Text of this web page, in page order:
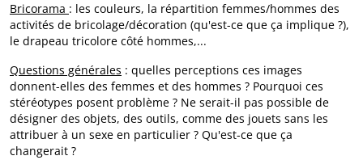
Bricorama : les couleurs, la répartition femmes/hommes des
activités de bricolage/décoration (qu'est-ce que ça implique ?),
le drapeau tricolore côté hommes,...
Questions générales : quelles perceptions ces images
donnent-elles des femmes et des hommes ? Pourquoi ces
stéréotypes posent problème ? Ne serait-il pas possible de
désigner des objets, des outils, comme des jouets sans les
attribuer à un sexe en particulier ? Qu'est-ce que ça
changerait ?